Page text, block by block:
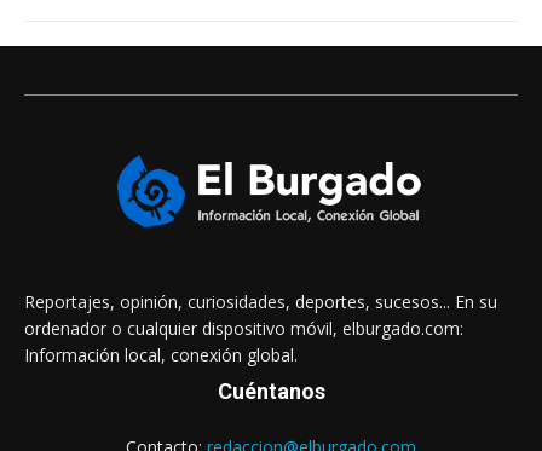
Reportajes, opinión, curiosidades, deportes, sucesos... En su
ordenador o cualquier dispositivo móvil, elburgado.com:
Información local, conexión global.
Cuéntanos